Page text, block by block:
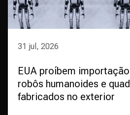
31 jul, 2026
EUA proíbem
robôs humanoides e
fabricados no exterior